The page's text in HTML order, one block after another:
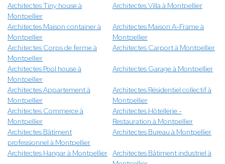
Architectes Tiny house à
Montpellier
Architectes Villa à Montpellier
Architectes Maison container à
Montpellier
Architectes Maison A-Frame à
Montpellier
Architectes Corps de ferme à
Montpellier
Architectes Carport à Montpellier
Architectes Pool house à
Montpellier
Architectes Garage à Montpellier
Architectes Appartement à
Montpellier
Architectes Résidentiel collectif à
Montpellier
Architectes Commerce à
Montpellier
Architectes Hôtellerie -
Restauration à Montpellier
Architectes Bâtiment
professionnel à Montpellier
Architectes Bureau à Montpellier
Architectes Hangar à Montpellier Architectes Bâtiment industriel à